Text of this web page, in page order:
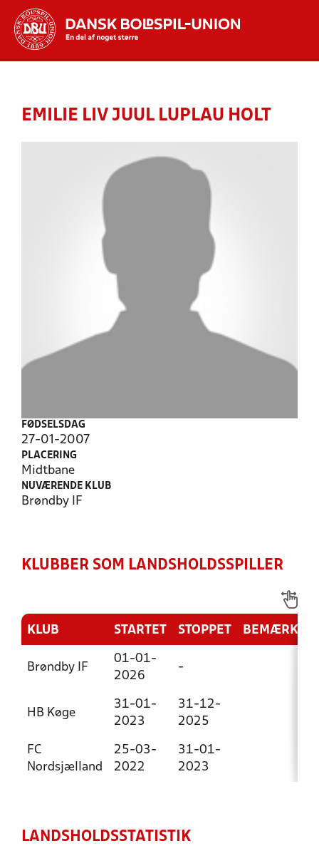
EMILIE LIV JUUL LUPLAU HOLT
FØDSELSDAG
27-01-2007
PLACERING
Midtbane
NUVÆRENDE KLUB
Brøndby IF
KLUBBER SOM LANDSHOLDSSPILLER
KLUB STARTET STOPPET
Brøndby IF
01-01-
2026
-
HB Køge
31-01-
2023
31-12-
2025
FC
Nordsjælland
25-03-
2022
31-01-
2023
LANDSHOLDSSTATISTIK